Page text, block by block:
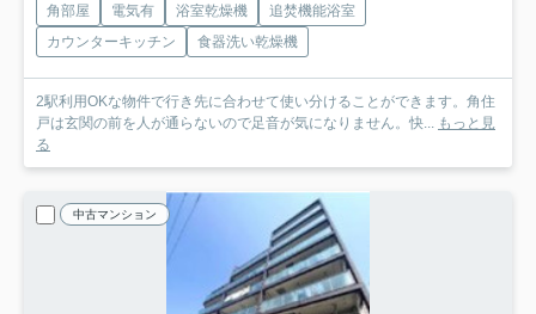
角部屋 電気有 浴室乾燥機
追焚機能浴室
カウンターキッチン
食器洗い乾燥機
2駅利用OKな物件で行き先に合わせて使い分けることができます。角住
戸は玄関の前を人が通らないので足音が気になりません。快...
もっと見
る
中古マンション